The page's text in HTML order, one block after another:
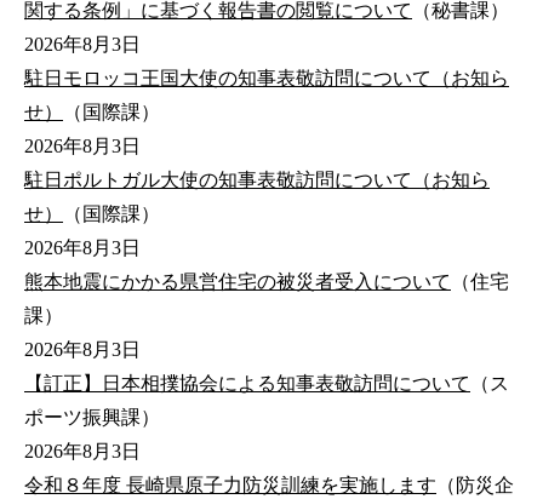
関する条例」に基づく報告書の閲覧について
（秘書課）
2026年8月3日
駐日モロッコ王国大使の知事表敬訪問について（お知ら
せ）
（国際課）
2026年8月3日
駐日ポルトガル大使の知事表敬訪問について（お知ら
せ）
（国際課）
2026年8月3日
熊本地震にかかる県営住宅の被災者受入について
（住宅
課）
2026年8月3日
【訂正】日本相撲協会による知事表敬訪問について
（ス
ポーツ振興課）
2026年8月3日
令和８年度 長崎県原子力防災訓練を実施します （防災企